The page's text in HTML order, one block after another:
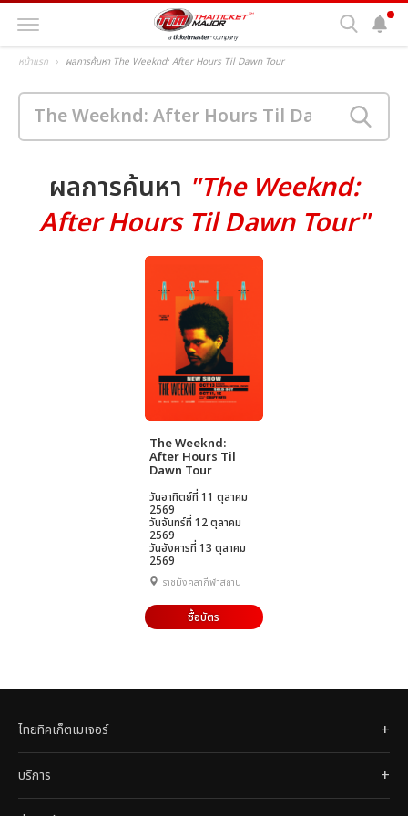
หน้าแรก ผลการค้นหา The Weeknd: After Hours Til Dawn Tour
ผลการค้นหา "The Weeknd:
After Hours Til Dawn Tour"
The Weeknd:
After Hours Til
Dawn Tour
วันอาทิตย์ที่ 11 ตุลาคม
2569
วันจันทร์ที่ 12 ตุลาคม
2569
วันอังคารที่ 13 ตุลาคม
2569
ราชมังคลากีฬาสถาน
ซื้อบัตร
ไทยทิคเก็ตเมเจอร์
บริการ